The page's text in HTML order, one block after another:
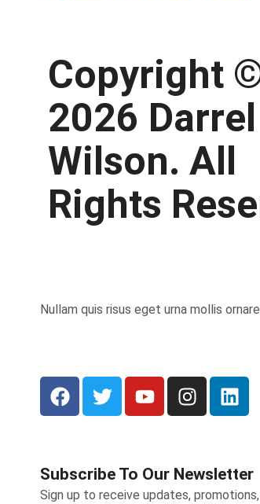
Copyright
2026 Darrel
Wilson. All
Rights
Nullam quis risus eget urna mollis
Subscribe To Our Newsletter
Sign up to receive updates,